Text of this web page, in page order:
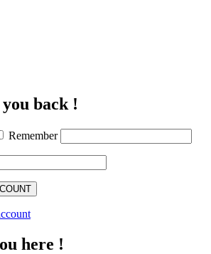
back !
Remember
here !